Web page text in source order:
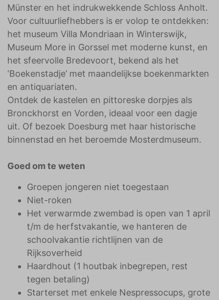
Münster en het indrukwekkende Schloss Anholt.
Voor cultuurliefhebbers is er volop te ontdekken:
het museum Villa Mondriaan in Winterswijk,
Museum More in Gorssel met moderne kunst, en
het sfeervolle Bredevoort, bekend als het
‘Boekenstadje’ met maandelijkse boekenmarkten
en antiquariaten.
Ontdek de kastelen en pittoreske dorpjes als
Bronckhorst en Vorden, ideaal voor een dagje
uit. Of bezoek Doesburg met haar historische
binnenstad en het beroemde Mosterdmuseum.
Goed om te weten
Groepen jongeren niet toegestaan
Niet-roken
Het verwarmde zwembad is open van 1 april
t/m de herfstvakantie, we hanteren de
schoolvakantie richtlijnen van de
Rijksoverheid
Haardhout (1 houtbak inbegrepen, rest
tegen betaling)
Starterset met enkele Nespressocups, grote